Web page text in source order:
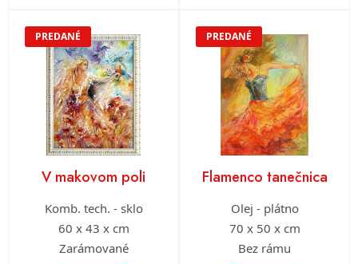
PREDANÉ
V makovom poli
Komb. tech. - sklo
60 x 43 x cm
Zarámované
PREDANÉ
Flamenco tanečnica
Olej - plátno
70 x 50 x cm
Bez rámu